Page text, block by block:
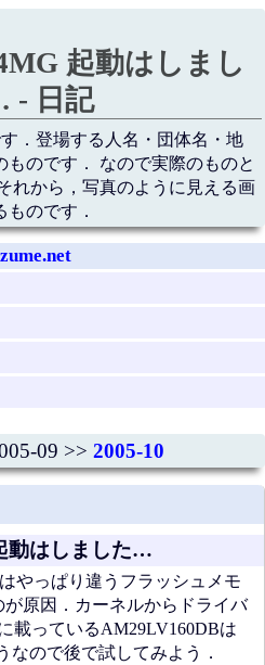
起動はしまし
- 日記
．登場する人名・団体名・地
のです． なので実際のものと
れから，写真のように見える画
のです．
09 >> 2005-10
動はしました…
やっぱり違うフラッシュメモ
原因．カーネルからドライバ
載っているAM29LV160DBは
ので後で試してみよう．